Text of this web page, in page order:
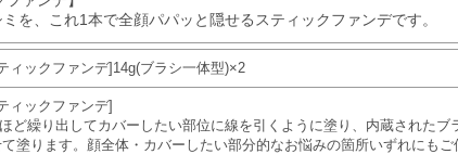
を、これ1本で全顔パパッと隠せるスティックファンデです。
ィックファンデ]14g(ブラシ一体型)×2
ィックファンデ]
ど繰り出してカバーしたい部位に線を引くように塗り、内蔵されたブ
塗ります。顔全体・カバーしたい部分的なお悩みの箇所いずれにもご